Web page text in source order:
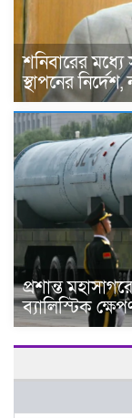
শনিবারের
স্থাপনের
প্রশান্ত
ব্যালিস্টিক